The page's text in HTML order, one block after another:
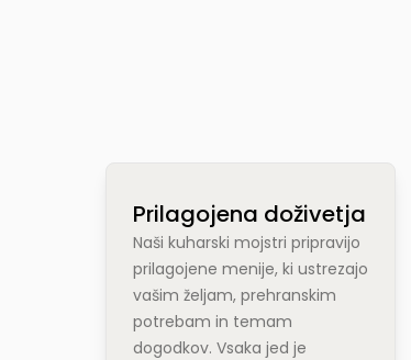
Prilagojena doživetja
Naši kuharski mojstri pripravijo
prilagojene menije, ki ustrezajo
vašim željam, prehranskim
potrebam in temam
dogodkov. Vsaka jed je